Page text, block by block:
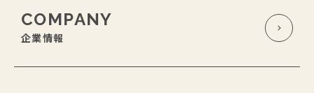
COMPANY
企業情報